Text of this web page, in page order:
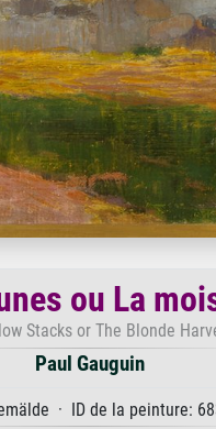
ou La
Stacks or The Blonde
Paul Gauguin
· ID de la peinture: